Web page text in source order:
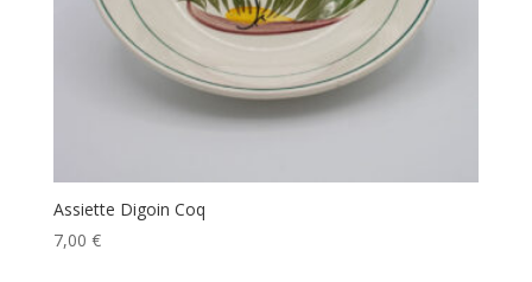
Assiette Digoin Coq
7,00 €